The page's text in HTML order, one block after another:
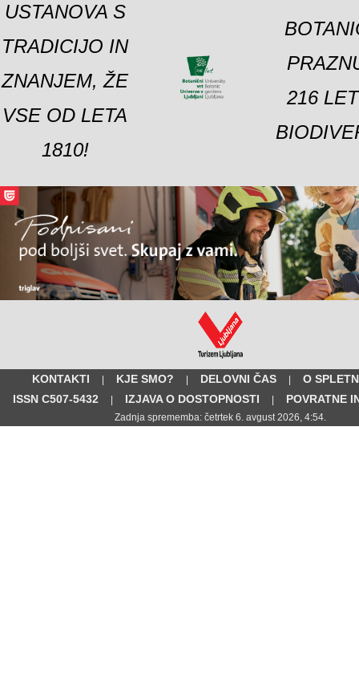
USTANOVA S
TRADICIJO IN
ZNANJEM, ŽE
VSE OD LETA
1810!
216
KONTAKTI | KJE SMO? | DELOVNI ČAS |
O
ISSN C507-5432
| IZJAVA O DOSTOPNOSTI | POVRATNE
Zadnja sprememba: četrtek 6. avgust 2026, 4:54.